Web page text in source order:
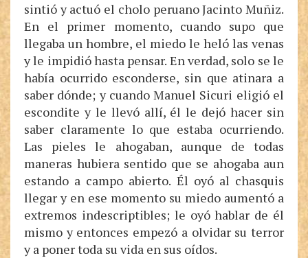
sintió y actuó el cholo peruano Jacinto Muñiz.
En el primer momento, cuando supo que
llegaba un hombre, el miedo le heló las venas
y le impidió hasta pensar. En verdad, solo se le
había ocurrido esconderse, sin que atinara a
saber dónde; y cuando Manuel Sicuri eligió el
escondite y le llevó allí, él le dejó hacer sin
saber claramente lo que estaba ocurriendo.
Las pieles le ahogaban, aunque de todas
maneras hubiera sentido que se ahogaba aun
estando a campo abierto. Él oyó al chasquis
llegar y en ese momento su miedo aumentó a
extremos indescriptibles; le oyó hablar de él
mismo y entonces empezó a olvidar su terror
y a poner toda su vida en sus oídos.